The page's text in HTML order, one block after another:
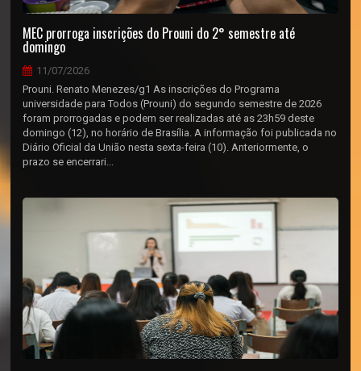
MEC prorroga inscrições do Prouni do 2° semestre até
domingo
11/07/2026
Prouni. Renato Menezes/g1 As inscrições do Programa
universidade para Todos (Prouni) do segundo semestre de 2026
foram prorrogadas e podem ser realizadas até as 23h59 deste
domingo (12), no horário de Brasília. A informação foi publicada no
Diário Oficial da União nesta sexta-feira (10). Anteriormente, o
prazo se encerrari...